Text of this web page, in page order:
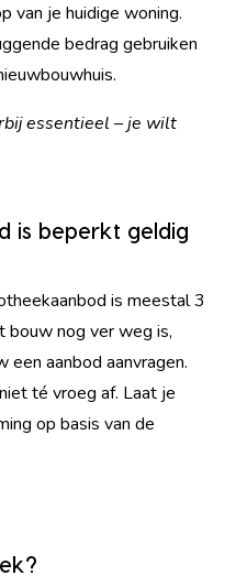
van je huidige woning.
bedrag gebruiken
essentieel – je wilt
is beperkt geldig
is meestal 3
nog ver weg is,
aanbod aanvragen.
té vroeg af. Laat je
op basis van de